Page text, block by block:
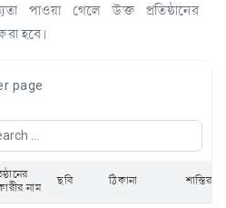
পাওয়া গেলে উক্ত প্রতিষ্ঠানের
হবে।
page
নাম
ছবি ঠিকানা শাস্তির